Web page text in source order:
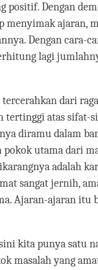
positif. Dengan
menyimak ajaran,
Dengan cara-
lagi
dari
tertinggi atas sifat-
diramu dalam
utama dari
adalah
sangat jernih,
Ajaran-ajaran
kita punya satu
masalah yang